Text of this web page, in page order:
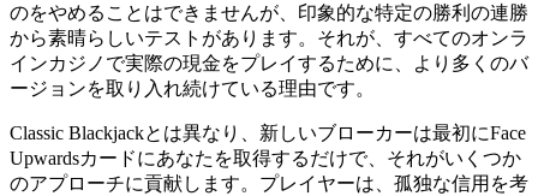
のをやめることはできませんが、印象的な特定の勝利の連勝
から素晴らしいテストがあります。それが、すべてのオンラ
インカジノで実際の現金をプレイするために、より多くのバ
ージョンを取り入れ続けている理由です。
Classic Blackjackとは異なり、新しいブローカーは最初にFace
Upwardsカードにあなたを取得するだけで、それがいくつか
のアプローチに貢献します。プレイヤーは、孤独な信用を考